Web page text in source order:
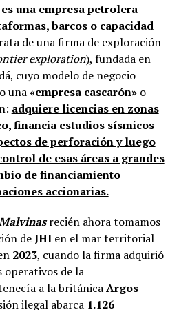
una empresa petrolera
barcos o capacidad
de una firma de exploración
exploration), fundada en
cuyo modelo de negocio
una«empresa cascarón»o
adquiere licencias en zonas
financia estudios sísmicos
de perforación y luego
de esas áreas a grandes
de financiamiento
accionarias.
recién ahora tomamos
deJHI en el mar territorial
2023, cuando la firma adquirió
operativos de la
a la británicaArgos
ilegal abarca 1.126